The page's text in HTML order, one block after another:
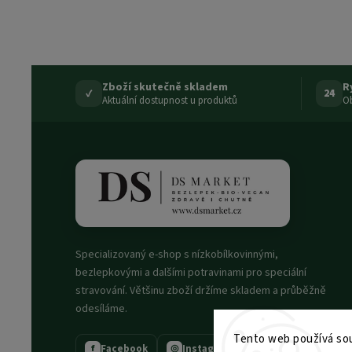
Tento web používá
✓ Zboží skutečně skladem
Aktuální dostupnost u produktů 24
Specializovaný e-shop s nízkobílkovinnými,
bezlepkovými a dalšími potravinami pro speciální
stravování. Většinu zboží držíme skladem a průběžně
odesíláme.
f Facebook ◎ Instagram